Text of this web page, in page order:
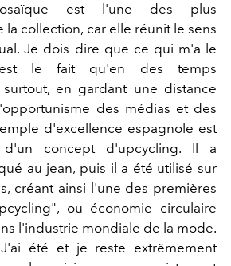
est l'une des plus
la collection, car elle réunit le sens
Je dois dire que ce qui m'a le
le fait qu'en des temps
en gardant une distance
des médias et des
d'excellence espagnole est
d'un concept d'upcycling. Il a
au jean, puis il a été utilisé sur
créant ainsi l'une des premières
ou économie circulaire
l'industrie mondiale de la mode.
été et je reste extrêmement